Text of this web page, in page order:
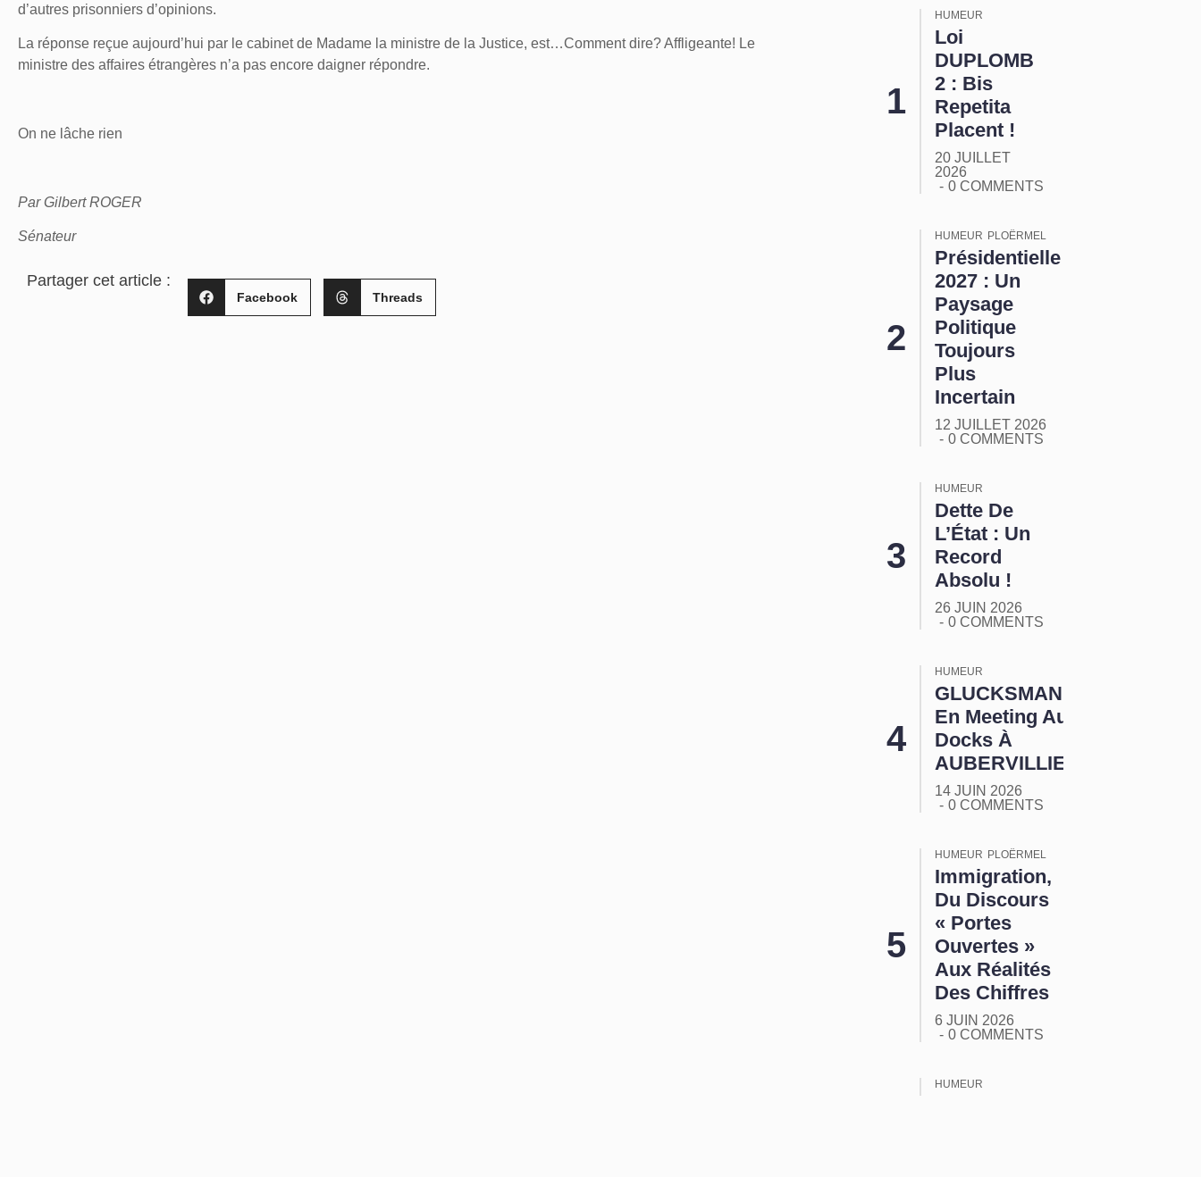
d’autres prisonniers d’opinions.
La réponse reçue aujourd’hui par le cabinet de Madame la ministre de la Justice, est…Comment dire? Affligeante! Le
ministre des affaires étrangères n’a pas encore daigner répondre.
On ne lâche rien
Par Gilbert ROGER
Sénateur
Partager cet article :
Facebook Threads
HUMEUR
Loi
DUPLOMB
2 : Bis
Repetita
Placent !
20 JUILLET
2026
0 COMMENTS
HUMEUR PLOËRMEL
Présidentielle
2027 : Un
Paysage
Politique
Toujours
Plus
Incertain
12 JUILLET 2026
0 COMMENTS
HUMEUR
Dette De
L’État : Un
Record
Absolu !
26 JUIN 2026
0 COMMENTS
HUMEUR
GLUCKSMANN
En Meeting Aux
Docks À
AUBERVILLIERS
14 JUIN 2026
0 COMMENTS
HUMEUR PLOËRMEL
Immigration,
Du Discours
« Portes
Ouvertes »
Aux Réalités
Des Chiffres
6 JUIN 2026
0 COMMENTS
HUMEUR